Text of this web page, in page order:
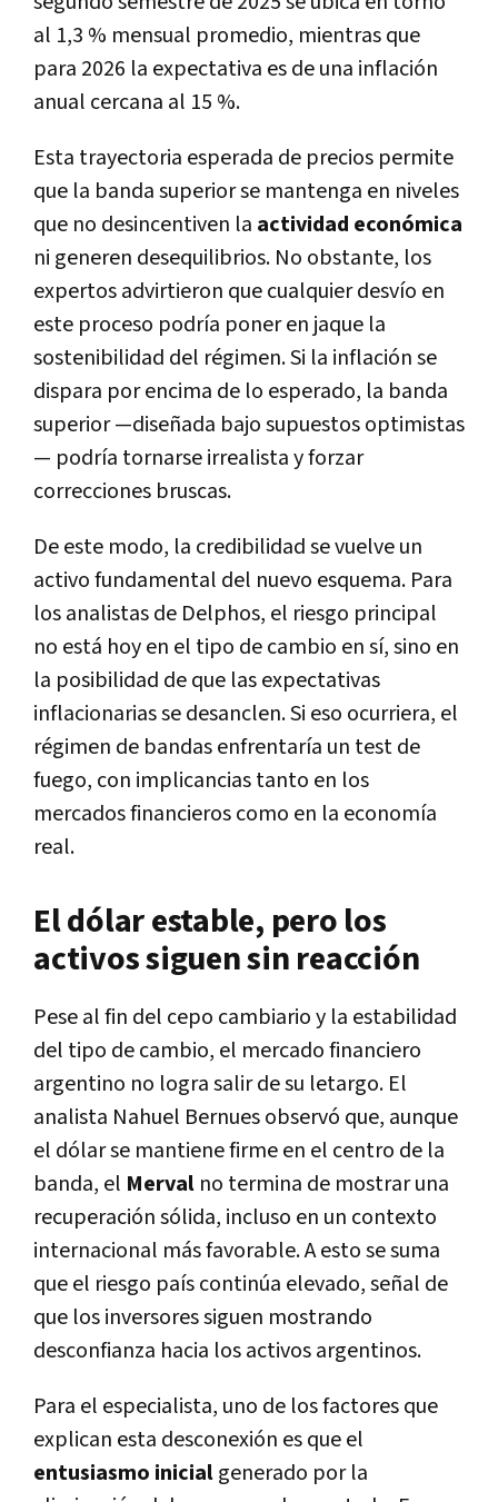
al 1,3 % mensual promedio, mientras que
para 2026 la expectativa es de una inflación
anual cercana al 15 %.
Esta trayectoria esperada de precios permite
que la banda superior se mantenga en niveles
que no desincentiven la actividad económica
ni generen desequilibrios. No obstante, los
expertos advirtieron que cualquier desvío en
este proceso podría poner en jaque la
sostenibilidad del régimen. Si la inflación se
dispara por encima de lo esperado, la banda
superior —diseñada bajo supuestos optimistas
— podría tornarse irrealista y forzar
correcciones bruscas.
De este modo, la credibilidad se vuelve un
activo fundamental del nuevo esquema. Para
los analistas de Delphos, el riesgo principal
no está hoy en el tipo de cambio en sí, sino en
la posibilidad de que las expectativas
inflacionarias se desanclen. Si eso ocurriera, el
régimen de bandas enfrentaría un test de
fuego, con implicancias tanto en los
mercados financieros como en la economía
real.
El dólar estable, pero los
activos siguen sin reacción
Pese al fin del cepo cambiario y la estabilidad
del tipo de cambio, el mercado financiero
argentino no logra salir de su letargo. El
analista Nahuel Bernues observó que, aunque
el dólar se mantiene firme en el centro de la
banda, el Merval no termina de mostrar una
recuperación sólida, incluso en un contexto
internacional más favorable. A esto se suma
que el riesgo país continúa elevado, señal de
que los inversores siguen mostrando
desconfianza hacia los activos argentinos.
Para el especialista, uno de los factores que
explican esta desconexión es que el
entusiasmo inicialgenerado por la